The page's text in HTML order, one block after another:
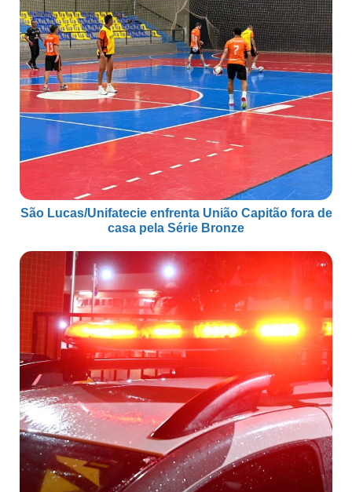
São Lucas/Unifatecie enfrenta União Capitão fora de
casa pela Série Bronze